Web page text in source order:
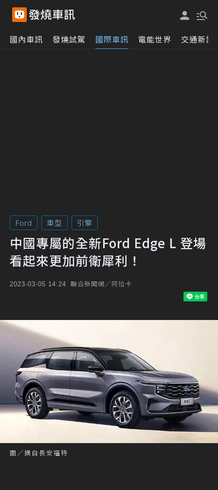
國內車訊 發燒試駕 國際車訊 電能世界 交通新訊
Ford 車型 引擎
中國專屬的全新Ford Edge L 登場
看起來更加前衛犀利！
2023-03-05 14:24 聯合新聞網／阿恰卡
圖／摘自長安福特